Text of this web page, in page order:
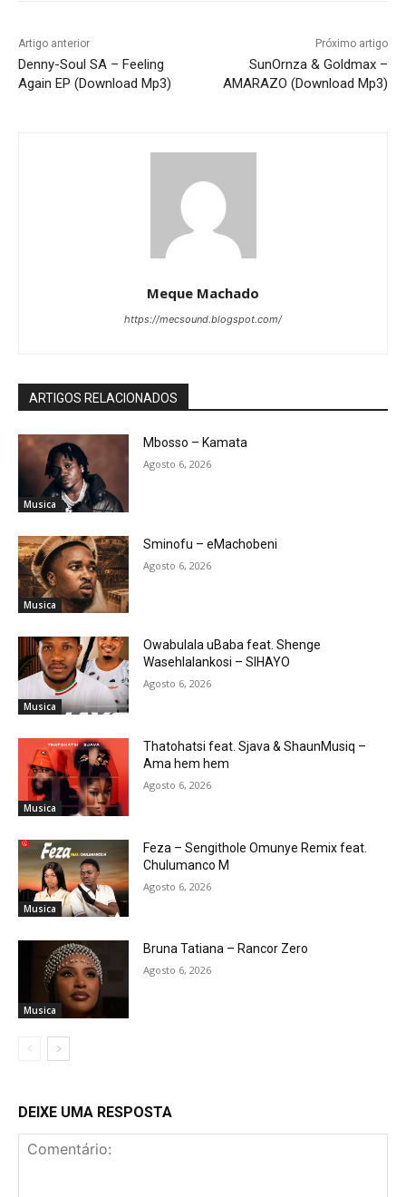
Artigo anterior
Denny-Soul SA – Feeling
Again EP (Download Mp3)
Próximo artigo
SunOrnza & Goldmax –
AMARAZO (Download Mp3)
Meque Machado
https://mecsound.blogspot.com/
ARTIGOS RELACIONADOS
Musica
Mbosso – Kamata
Agosto 6, 2026
Musica
Sminofu – eMachobeni
Agosto 6, 2026
Musica
Owabulala uBaba feat. Shenge
Wasehlalankosi – SIHAYO
Agosto 6, 2026
Musica
Thatohatsi feat. Sjava & ShaunMusiq –
Ama hem hem
Agosto 6, 2026
Musica
Feza – Sengithole Omunye Remix feat.
Chulumanco M
Agosto 6, 2026
Musica
Bruna Tatiana – Rancor Zero
Agosto 6, 2026
DEIXE UMA RESPOSTA